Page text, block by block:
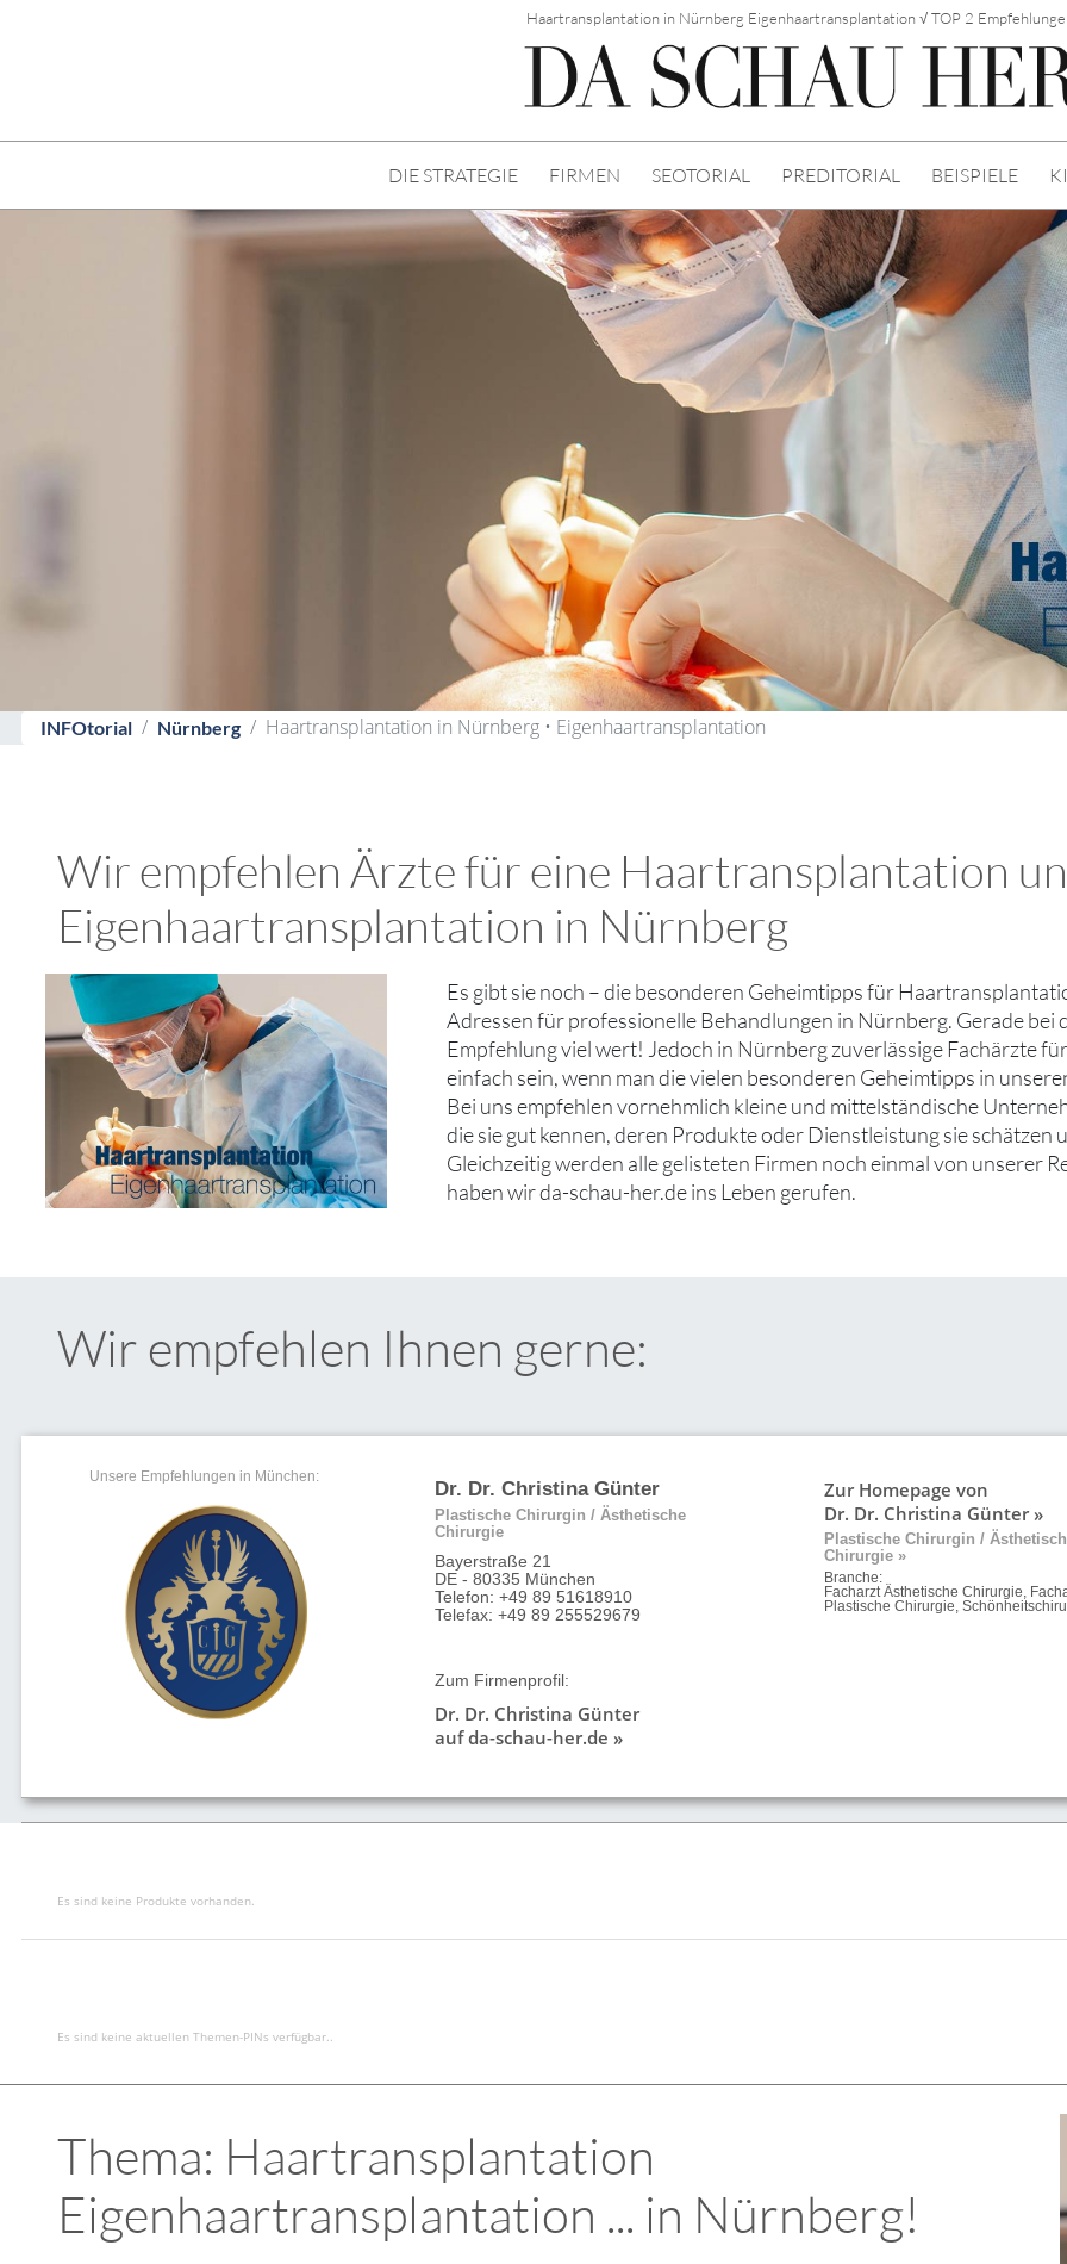
Haartransplantation in Nürnberg Eigenhaartransplantation √ TOP 2
DIE STRATEGIE FIRMEN SEOTORIAL PREDITORIAL BEISPIELE
INFOtorial Nürnberg Haartransplantation in Nürnberg • Eigenhaartransplantation
Wir empfehlen Ärzte für eine Haartransplantation
Eigenhaartransplantation in Nürnberg
Es gibt sie noch – die besonderen Geheimtipps für
Adressen für professionelle Behandlungen in Nürnberg. Gerade bei
Empfehlung viel wert! Jedoch in Nürnberg zuverlässige Fachärzte
einfach sein, wenn man die vielen besonderen Geheimtipps in
Bei uns empfehlen vornehmlich kleine und mittelständische
die sie gut kennen, deren Produkte oder Dienstleistung sie
Gleichzeitig werden alle gelisteten Firmen noch einmal von unserer
haben wir da-schau-her.de ins Leben gerufen.
Wir empfehlen Ihnen gerne:
Unsere Empfehlungen in München:
Dr. Dr. Christina Günter
Plastische Chirurgin / Ästhetische
Chirurgie
Bayerstraße 21
DE - 80335 München
Telefon: +49 89 51618910
Telefax: +49 89 255529679
Zum Firmenprofil:
Dr. Dr. Christina Günter
auf da-schau-her.de »
Zur Homepage von
Dr. Dr. Christina Günter »
Plastische Chirurgin /
Chirurgie »
Branche:
Facharzt Ästhetische Chirurgie,
Plastische Chirurgie,
Es sind keine Produkte vorhanden.
Es sind keine aktuellen Themen-PINs verfügbar..
Thema: Haartransplantation
Eigenhaartransplantation ... in Nürnberg!